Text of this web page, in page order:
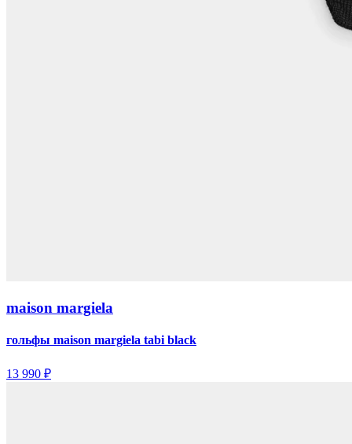
maison margiela
гольфы maison margiela tabi black
13 990 ₽